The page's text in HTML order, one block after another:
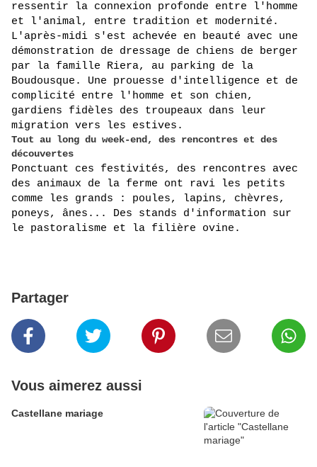
ressentir la connexion profonde entre l'homme
et l'animal, entre tradition et modernité.
L'après-midi s'est achevée en beauté avec une
démonstration de dressage de chiens de berger
par la famille Riera, au parking de la
Boudousque. Une prouesse d'intelligence et de
complicité entre l'homme et son chien,
gardiens fidèles des troupeaux dans leur
migration vers les estives.
Tout au long du week-end, des rencontres et des
découvertes
Ponctuant ces festivités, des rencontres avec
des animaux de la ferme ont ravi les petits
comme les grands : poules, lapins, chèvres,
poneys, ânes... Des stands d'information sur
le pastoralisme et la filière ovine.
Partager
Vous aimerez aussi
Castellane mariage